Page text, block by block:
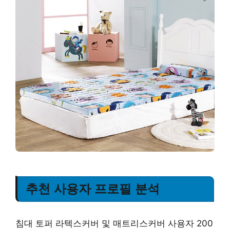
추천 사용자 프로필 분석
침대 토퍼 라텍스커버 및 매트리스커버 사용자 200